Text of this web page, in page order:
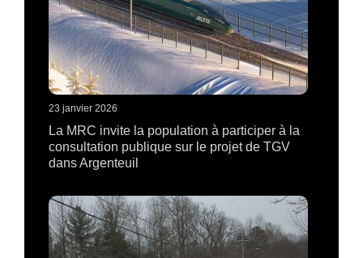
23 janvier 2026
La MRC invite la population à participer à la
consultation publique sur le projet de TGV
dans Argenteuil